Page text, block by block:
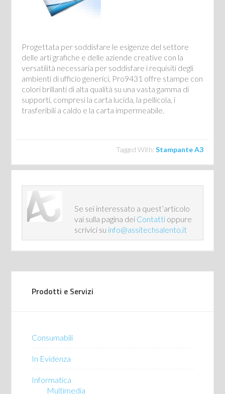
Progettata per soddisfare le esigenze del settore
delle arti grafiche e delle aziende creative con la
versatilità necessaria per soddisfare i requisiti degli
ambienti di ufficio generici, Pro9431 offre stampe con
colori brillanti di alta qualità su una vasta gamma di
supporti, compresi la carta lucida, la pellicola, i
trasferibili a caldo e la carta impermeabile.
Tagged With: Stampante A3
Se sei interessato a quest’articolo
vai sulla pagina dei Contatti oppure
scrivici su info@assitechsalento.it
Prodotti e Servizi
Consumabili
In Evidenza
Informatica
Multimedia